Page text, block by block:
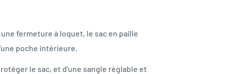
fermeture à loquet, le sac en paille
poche intérieure.
le sac, et d'une sangle réglable et